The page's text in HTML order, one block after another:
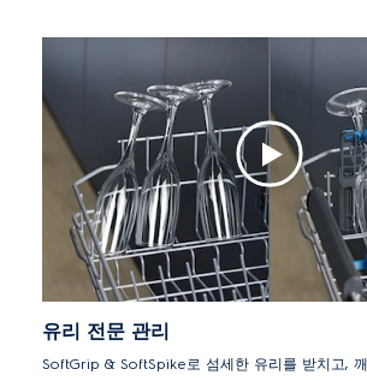
유리 전문 관리
SoftGrip & SoftSpike로 섬세한 유리를 받치고,